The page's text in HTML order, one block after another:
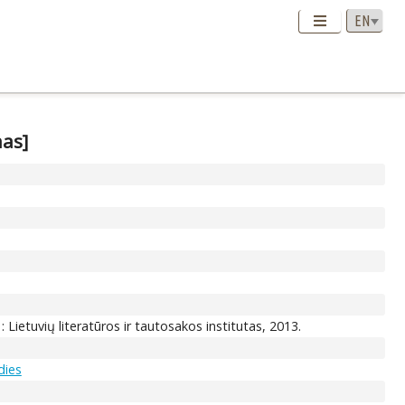
Lietuvių literatūros ir tautosakos institutas, 2013.